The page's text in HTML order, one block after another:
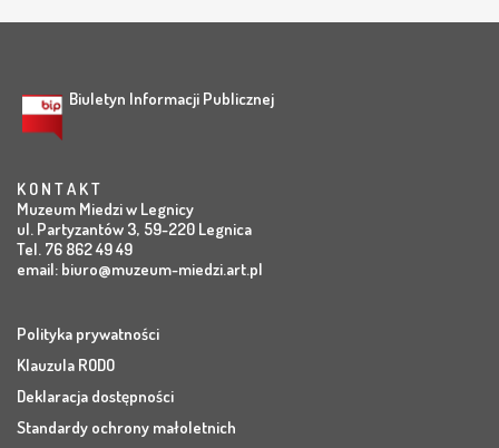
Biuletyn Informacji Publicznej
K O N T A K T
Muzeum Miedzi w Legnicy
ul. Partyzantów 3, 59-220 Legnica
Tel. 76 862 49 49
email: biuro@muzeum-miedzi.art.pl
Polityka prywatności
Klauzula RODO
Deklaracja dostępności
Standardy ochrony małoletnich